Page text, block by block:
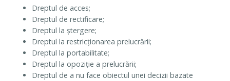
Dreptul de acces;
Dreptul de rectificare;
Dreptul la ștergere;
Dreptul la restricționarea prelucrării;
Dreptul la portabilitate;
Dreptul la opoziție a prelucrării;
Dreptul de a nu face obiectul unei decizii bazate